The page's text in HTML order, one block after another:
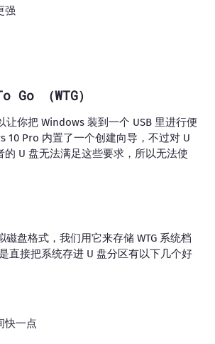
强
Go （WTG）
让你把 Windows 装到一个 USB 里进行便
10 Pro 内置了一个创建向导，不过对 U
的 U 盘无法满足这些要求，所以无法使
磁盘格式，我们用它来存储 WTG 系统档
直接把系统存进 U 盘分区有以下几个好
快一点